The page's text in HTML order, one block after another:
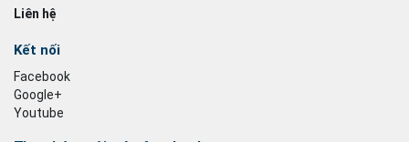
Liên hệ
Kết nối
Facebook
Google+
Youtube